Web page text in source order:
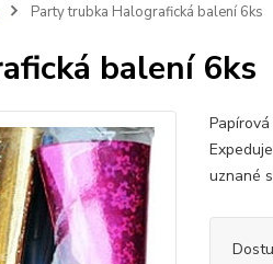
Party trubka Halografická balení 6ks
balení 6ks
uznané